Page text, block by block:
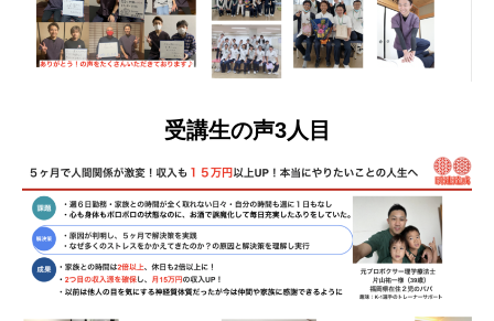
受講生の声3人目